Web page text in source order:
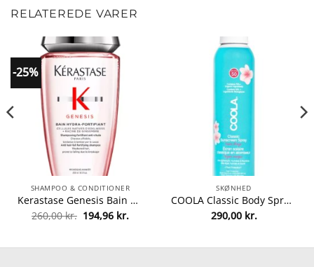
RELATEREDE VARER
-25%
SHAMPOO & CONDITIONER
Kerastase Genesis Bain Hydra-Fortifiant Shampoo 250 ml fra Kerastase
260,00kr. Den
oprindelige
260,00 kr..
194,96 kr.Den
194,96 kr..
SKØNHED
COOLA Classic Body Spray SPF 50 Guava Mango 177 ml fra COOLA
290,00 kr.
kr..